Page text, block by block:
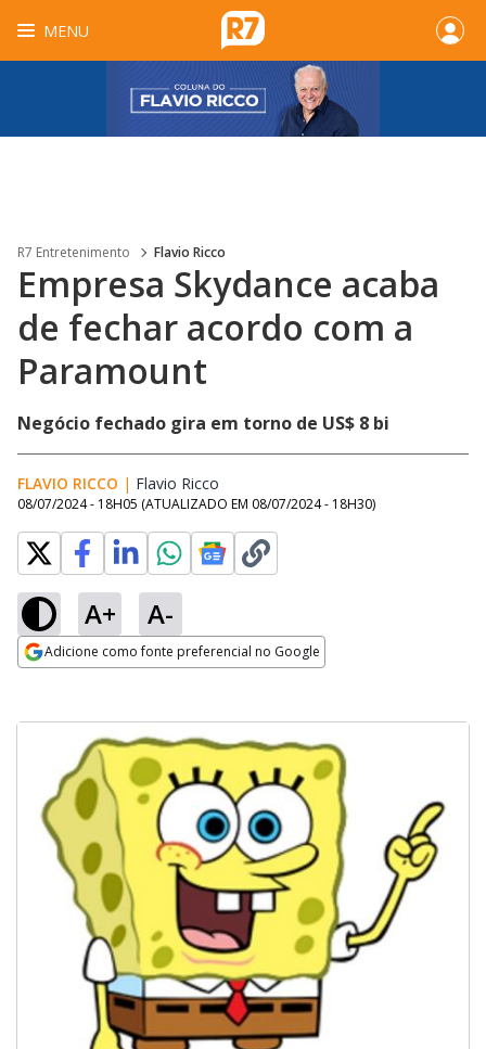
MENU
R7 Entretenimento Flavio Ricco
Empresa Skydance acaba
de fechar acordo com a
Paramount
Negócio fechado gira em torno de US$ 8 bi
FLAVIO RICCO | Flavio Ricco
08/07/2024 - 18H05 (ATUALIZADO EM 08/07/2024 - 18H30)
A+ A-
Adicione como fonte preferencial no Google